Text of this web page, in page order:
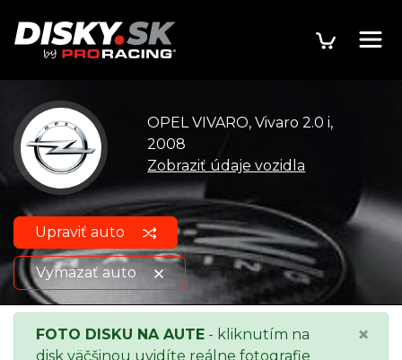
OPEL VIVARO, Vivaro 2.0 i,
2008
Zobraziť údaje vozidla
Upraviť auto
Vymazať auto
OPEL VIVARO, Vivaro 2.0 i,
2008
Zobraziť údaje o
vozidle
FOTO DISKU NA AUTE - kliknutím na
disk väčšinou uvidíte reálne fotografie
×